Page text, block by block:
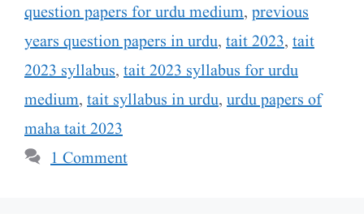
question papers for urdu medium, previous
years question papers in urdu, tait 2023, tait
2023 syllabus, tait 2023 syllabus for urdu
medium, tait syllabus in urdu, urdu papers of
maha tait 2023
1 Comment